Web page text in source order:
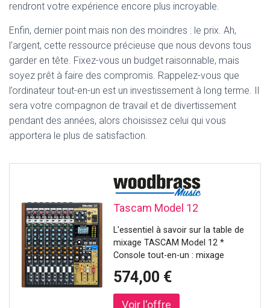
rendront votre expérience encore plus incroyable.
Enfin, dernier point mais non des moindres : le prix. Ah,
l’argent, cette ressource précieuse que nous devons tous
garder en tête. Fixez-vous un budget raisonnable, mais
soyez prêt à faire des compromis. Rappelez-vous que
l’ordinateur tout-en-un est un investissement à long terme. Il
sera votre compagnon de travail et de divertissement
pendant des années, alors choisissez celui qui vous
apportera le plus de satisfaction.
Tascam Model 12
L'essentiel à savoir sur la table de
mixage TASCAM Model 12 *
Console tout-en-un : mixage
interface audio/MIDI USB et
contrôle DAW réunis dans un
574,00 €